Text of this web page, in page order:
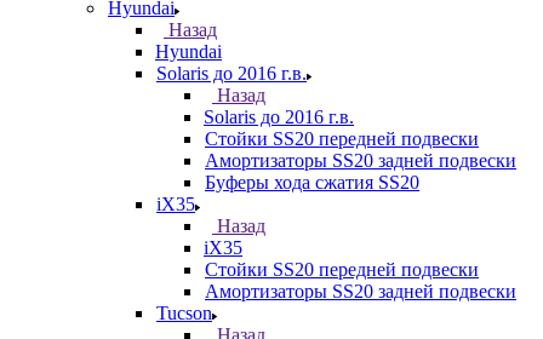
Hyundai
Назад
Hyundai
Solaris до 2016 г.в.
Назад
Solaris до 2016 г.в.
Стойки SS20 передней подвески
Амортизаторы SS20 задней подвески
Буферы хода сжатия SS20
iX35
Назад
iX35
Стойки SS20 передней подвески
Амортизаторы SS20 задней подвески
Tucson
Назад